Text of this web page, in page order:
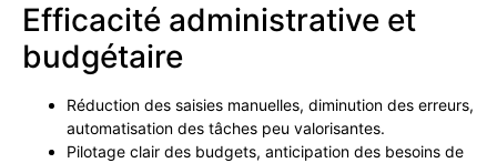
Efficacité administrative et
budgétaire
Réduction des saisies manuelles, diminution des erreurs,
automatisation des tâches peu valorisantes.
Pilotage clair des budgets, anticipation des besoins de